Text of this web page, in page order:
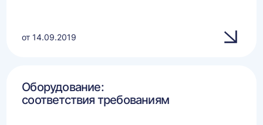
от 14.09.2019
Оборудование:
соответствия требованиям